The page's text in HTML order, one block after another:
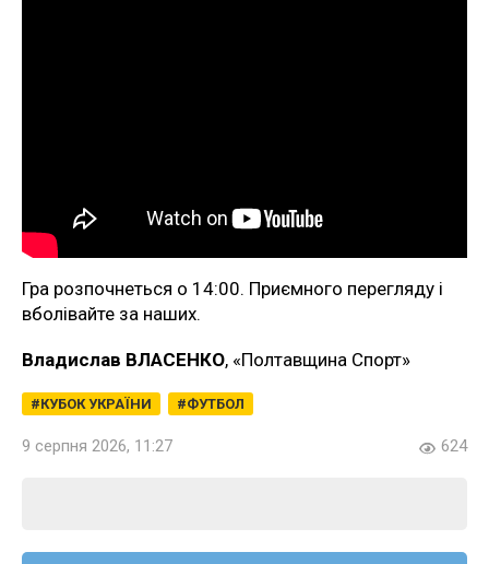
Гра розпочнеться о 14:00. Приємного перегляду і
вболівайте за наших.
Владислав ВЛАСЕНКО, «Полтавщина Спорт»
КУБОК УКРАЇНИ ФУТБОЛ
9 серпня 2026, 11:27 624